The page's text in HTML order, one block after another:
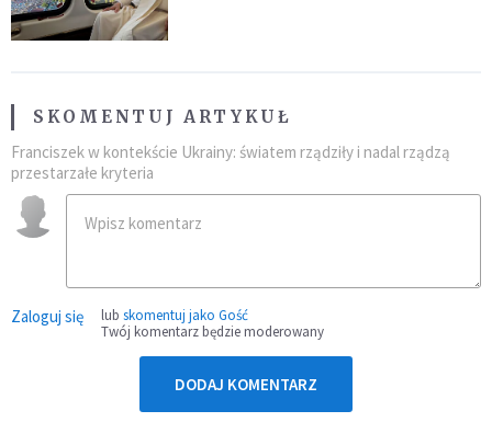
SKOMENTUJ ARTYKUŁ
Franciszek w kontekście Ukrainy: światem rządziły i nadal rządzą
przestarzałe kryteria
Zaloguj się lub skomentuj jako Gość
Twój komentarz będzie moderowany
DODAJ KOMENTARZ